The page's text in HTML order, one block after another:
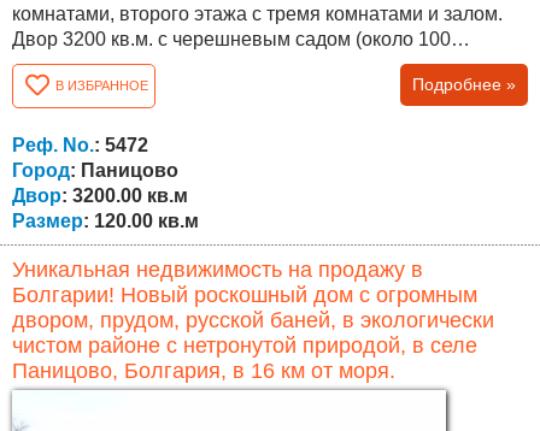
комнатами, второго этажа с тремя комнатами и залом.
Двор 3200 кв.м. с черешневым садом (около 100
деревьев) и прекрасным видом. Село Паницово
находится в горах, в 16 км от города Обзор и моря и в 50
км от города Бургас. Село относится к Бургасской
области. Высота над уровнем моря - 300 метров. Из
деревни открывается очень красивый панорамный...
В ИЗБРАННОЕ Подробнее »
Реф. No.: 5472
Город: Паницово
Двор: 3200.00 кв.м
Размер: 120.00 кв.м
Уникальная недвижимость на продажу в
Болгарии! Новый роскошный дом с огромным
двором, прудом, русской баней, в экологически
чистом районе с нетронутой природой, в селе
Паницово, Болгария, в 16 км от моря.